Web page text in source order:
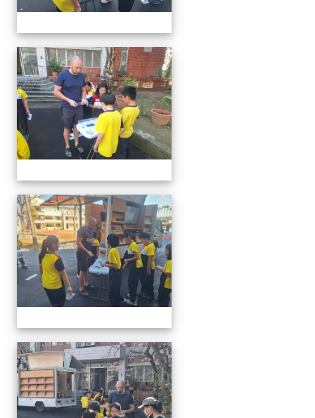
20260302行動英語村巡迴教
20260302行動英語村巡迴教
20260302行動英語村巡迴教